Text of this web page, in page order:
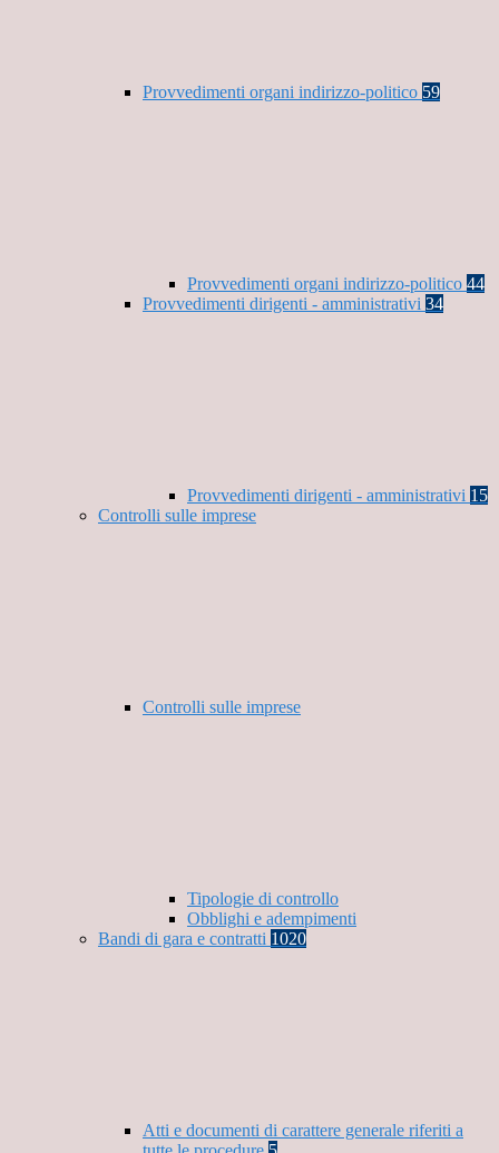
Provvedimenti organi indirizzo-politico 59
Provvedimenti organi indirizzo-politico 44
Provvedimenti dirigenti - amministrativi 34
Provvedimenti dirigenti - amministrativi 15
Controlli sulle imprese
Controlli sulle imprese
Tipologie di controllo
Obblighi e adempimenti
Bandi di gara e contratti 1020
Atti e documenti di carattere generale riferiti a